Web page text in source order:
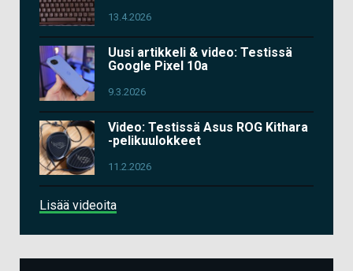
13.4.2026
Uusi artikkeli & video: Testissä
Google Pixel 10a
9.3.2026
Video: Testissä Asus ROG Kithara
-pelikuulokkeet
11.2.2026
Lisää videoita